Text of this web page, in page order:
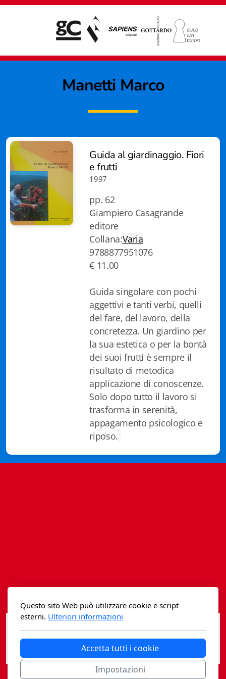
Manetti Marco
Guida al giardinaggio. Fiori
e frutti
1997
pp. 62
Giampiero Casagrande
editore
Collana:Varia
9788877951076
€ 11.00
Guida singolare con pochi
aggettivi e tanti verbi, quelli
del fare, del lavoro, della
concretezza. Un giardino per
la sua estetica o per la bontà
dei suoi frutti è sempre il
risultato di metodica
applicazione di conoscenze.
Solo dopo tutto il lavoro si
trasforma in serenità,
appagamento psicologico e
riposo.
Questo sito Web può utilizzare cookie e script
esterni. Ulteriori informazioni
Accetta tutti i cookie
Impostazioni
Giampiero Casagrande editore
Biblioteca letteraria Nord-Sud
EJO- European Journalism Observatory
iQuaderni - fondazioneculturalecollinadoro
Istituzioni - Società - Cittadini
Testi scolastici
Varia
Fidia edizioni d'arte